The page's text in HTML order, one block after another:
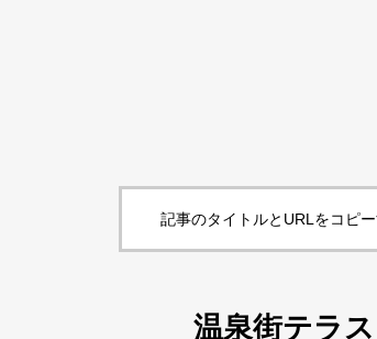
記事のタイトルとURLをコピ
温泉街テラス